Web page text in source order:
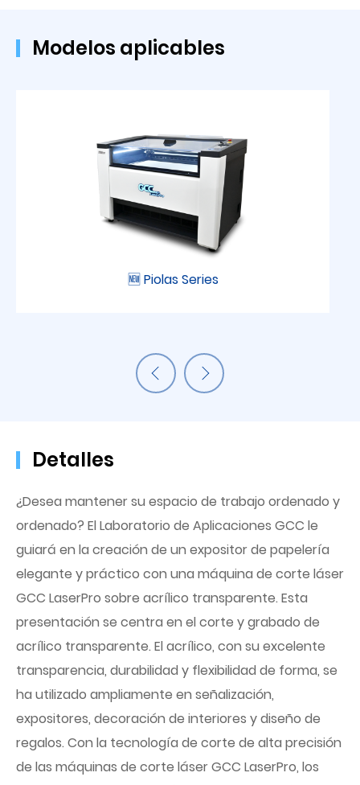
Modelos aplicables
🆕 Piolas Series
Detalles
¿Desea mantener su espacio de trabajo ordenado y
ordenado? El Laboratorio de Aplicaciones GCC le
guiará en la creación de un expositor de papelería
elegante y práctico con una máquina de corte láser
GCC LaserPro sobre acrílico transparente. Esta
presentación se centra en el corte y grabado de
acrílico transparente. El acrílico, con su excelente
transparencia, durabilidad y flexibilidad de forma, se
ha utilizado ampliamente en señalización,
expositores, decoración de interiores y diseño de
regalos. Con la tecnología de corte de alta precisión
de las máquinas de corte láser GCC LaserPro, los